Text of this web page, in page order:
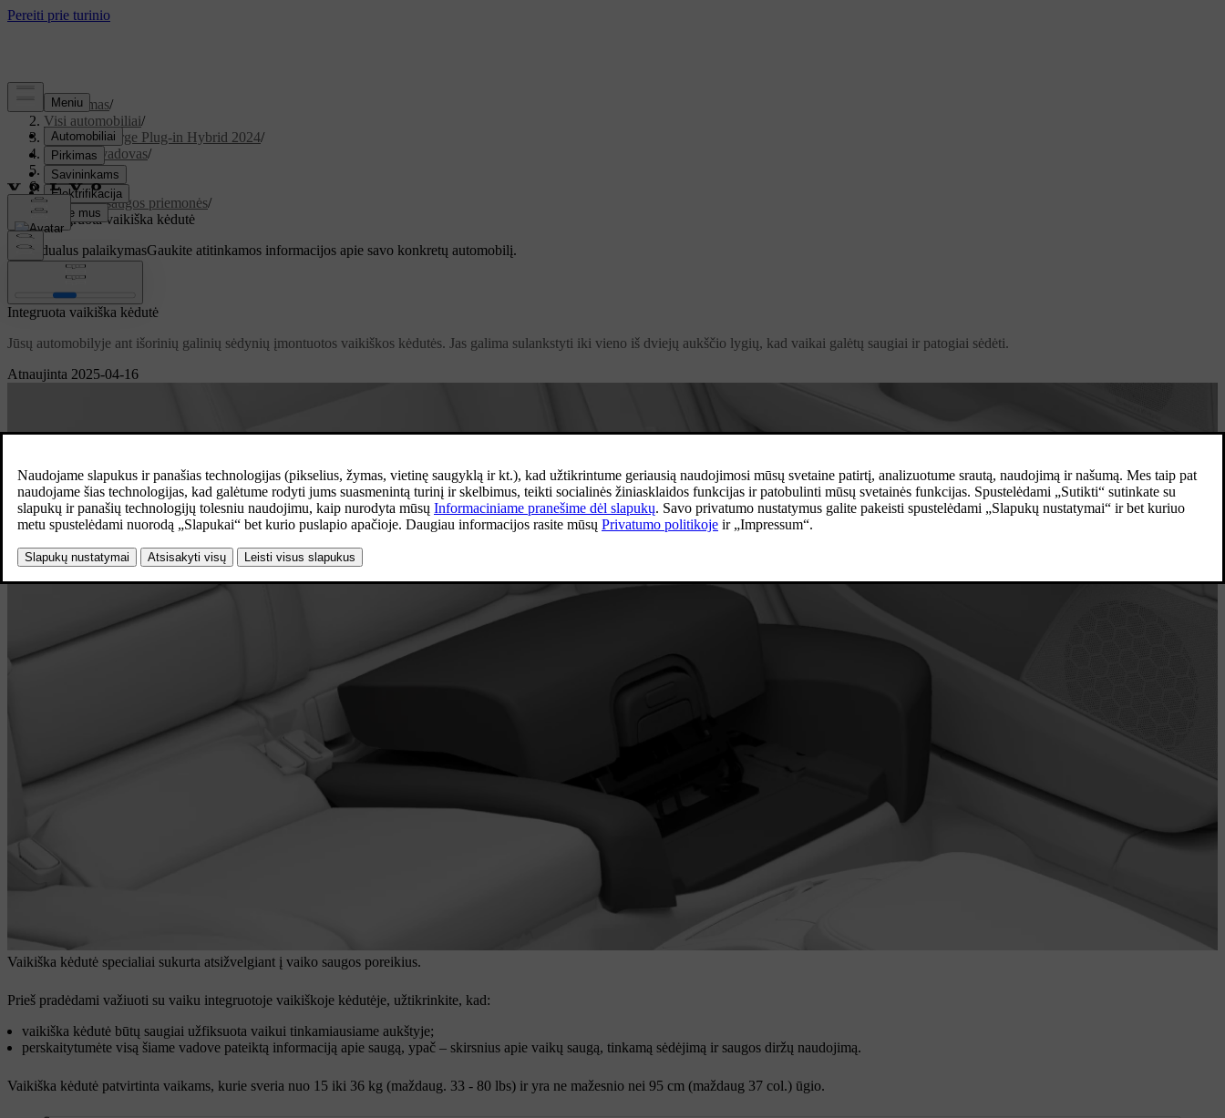
Palaikymas/
Visi automobiliai/
XC60 Recharge Plug-in Hybrid 2024/
Vartotojo vadovas/
Sauga/
Vaiko sauga/
Vaiko apsaugos priemonės/
Integruota vaikiška kėdutė
Individualus palaikymasGaukite atitinkamos informacijos apie savo konkretų automobilį.
Prisijungti
Atnaujinta 2025-04-16
Integruota vaikiška kėdutė
Jūsų automobilyje ant išorinių galinių sėdynių įmontuotos vaikiškos kėdutės. Jas galima sulankstyti iki vieno iš dviejų aukščio lygių, kad vaikai galėtų saugiai ir patogiai sėdėti.
Vaikiška kėdutė specialiai sukurta atsižvelgiant į vaiko saugos poreikius.
Prieš pradėdami važiuoti su vaiku integruotoje vaikiškoje kėdutėje, užtikrinkite, kad:
vaikiška kėdutė būtų saugiai užfiksuota vaikui tinkamiausiame aukštyje;
perskaitytumėte visą šiame vadove pateiktą informaciją apie saugą, ypač – skirsnius apie vaikų saugą, tinkamą sėdėjimą ir saugos diržų naudojimą.
Vaikiška kėdutė patvirtinta vaikams, kurie sveria nuo 15 iki 36 kg (maždaug. 33 - 80 lbs) ir yra ne mažesnio nei 95 cm (maždaug 37 col.) ūgio.